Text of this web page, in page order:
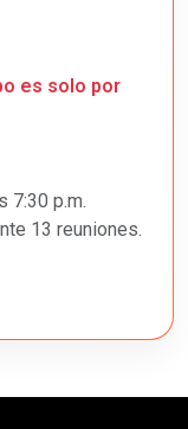
es solo por
7:30 p.m.
13 reuniones.